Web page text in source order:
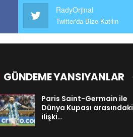
RadyOrjinal
Twitter'da Bize Katılın
GÜNDEME YANSIYANLAR
Paris Saint-Germain ile
Dünya Kupası arasındaki
ilişki…